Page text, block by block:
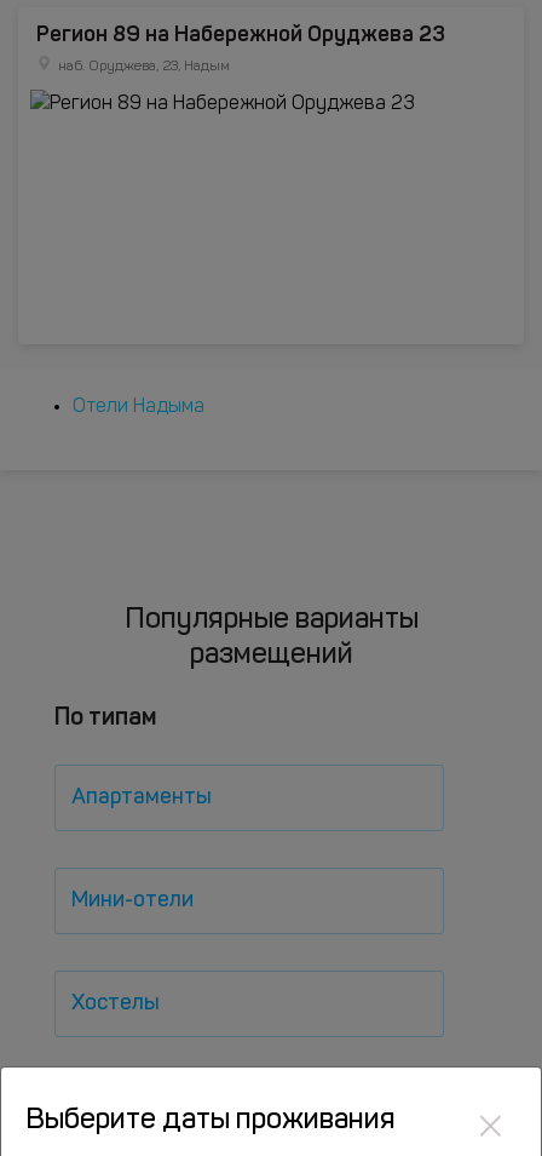
Регион 89 на Набережной Оруджева 23
наб. Оруджева, 23, Надым
Отели Надыма
Популярные варианты
размещений
По типам
Апартаменты
Мини-отели
Хостелы
Недорого
Выберите даты проживания ×